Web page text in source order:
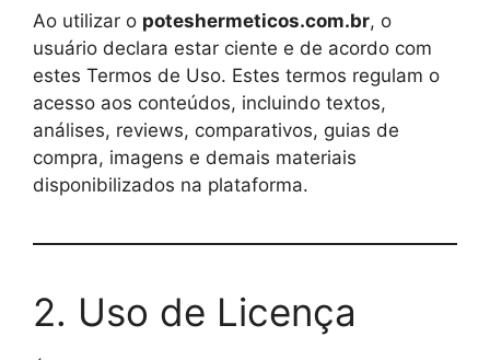
Ao utilizar o poteshermeticos.com.br, o
usuário declara estar ciente e de acordo com
estes Termos de Uso. Estes termos regulam o
acesso aos conteúdos, incluindo textos,
análises, reviews, comparativos, guias de
compra, imagens e demais materiais
disponibilizados na plataforma.
2. Uso de Licença